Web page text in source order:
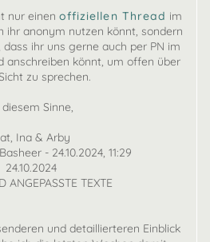
nur einenoffiziellen Thread im
ihr anonym nutzen könnt, sondern
ihr uns gerne auch per PN im
anschreiben könnt, um offen über
zu sprechen.
diesem Sinne,
Ina & Arby
- 24.10.2024, 11:29
24.10.2024
ANGEPASSTE TEXTE
und detaillierteren Einblick